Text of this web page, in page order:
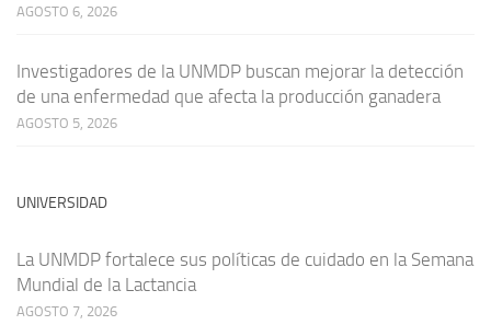
AGOSTO 6, 2026
Investigadores de la UNMDP buscan mejorar la detección
de una enfermedad que afecta la producción ganadera
AGOSTO 5, 2026
UNIVERSIDAD
La UNMDP fortalece sus políticas de cuidado en la Semana
Mundial de la Lactancia
AGOSTO 7, 2026